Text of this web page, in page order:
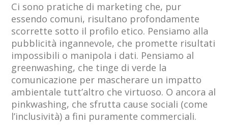
Ci sono pratiche di marketing che, pur
essendo comuni, risultano profondamente
scorrette sotto il profilo etico. Pensiamo alla
pubblicità ingannevole, che promette risultati
impossibili o manipola i dati. Pensiamo al
greenwashing, che tinge di verde la
comunicazione per mascherare un impatto
ambientale tutt’altro che virtuoso. O ancora al
pinkwashing, che sfrutta cause sociali (come
l’inclusività) a fini puramente commerciali.